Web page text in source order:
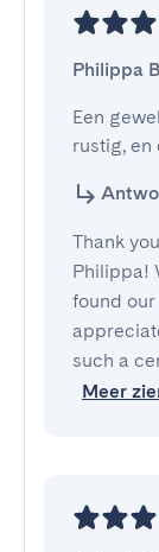
Philippa
Een
rustig,
Thank
Philippa!
found
such a
Meer